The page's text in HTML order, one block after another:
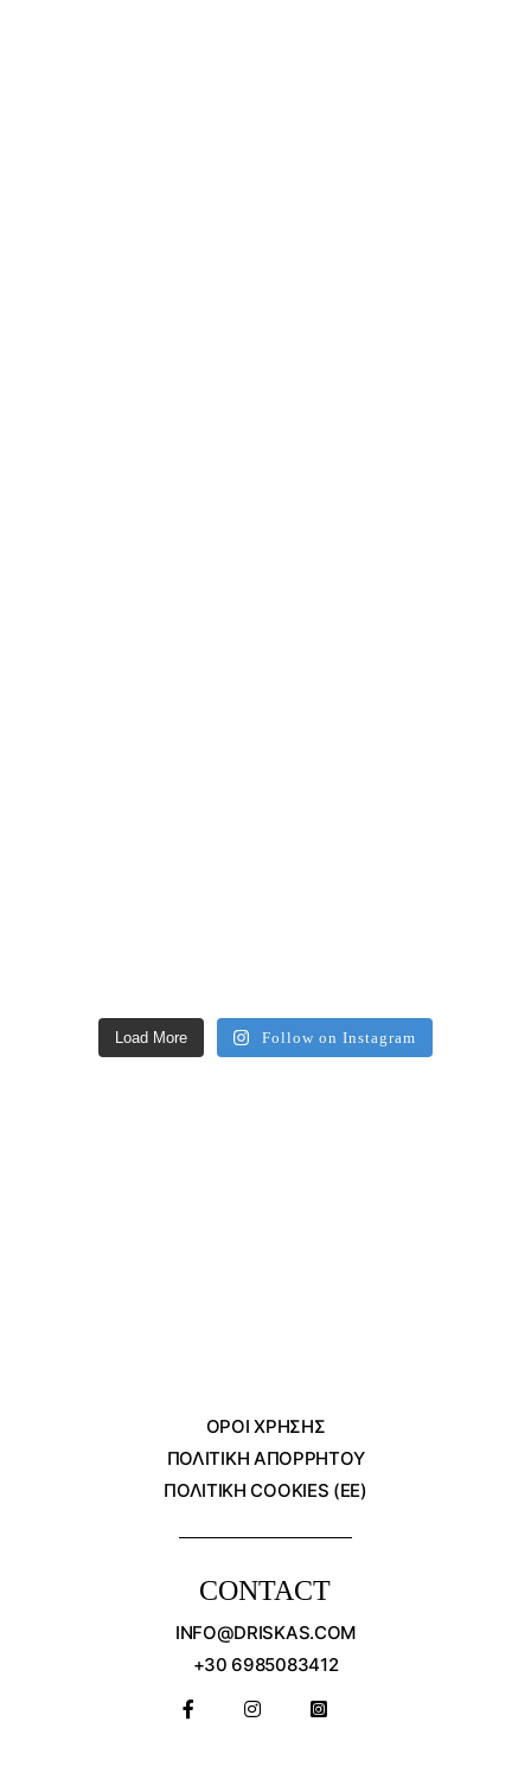
Load More Follow on Instagram
ΌΡΟΙ ΧΡΗΣΗΣ
ΠΟΛΙΤΙΚΗ ΑΠΟΡΡΗΤΟΥ
ΠΟΛΙΤΙΚΗ COOKIES (ΕΕ)
CONTACT
INFO@DRISKAS.COM
+30 6985083412